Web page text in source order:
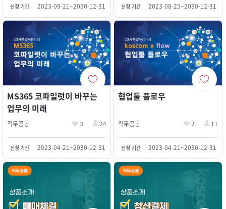
신청 기간 2023-09-21~2030-12-31 신청 기간 2023-08-25~2030-12-31
MS365 코파일럿이 바꾸는
업무의 미래
직무공통 3 24
신청 기간 2023-04-21~2030-12-31
협업툴 플로우
직무공통 2 11
신청 기간 2023-04-21~2030-12-31